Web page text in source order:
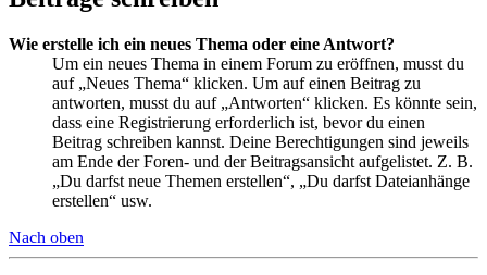
Wie erstelle ich ein neues Thema oder eine Antwort?
Um ein neues Thema in einem Forum zu eröffnen, musst du
auf „Neues Thema“ klicken. Um auf einen Beitrag zu
antworten, musst du auf „Antworten“ klicken. Es könnte sein,
dass eine Registrierung erforderlich ist, bevor du einen
Beitrag schreiben kannst. Deine Berechtigungen sind jeweils
am Ende der Foren- und der Beitragsansicht aufgelistet. Z. B.
„Du darfst neue Themen erstellen“, „Du darfst Dateianhänge
erstellen“ usw.
Nach oben